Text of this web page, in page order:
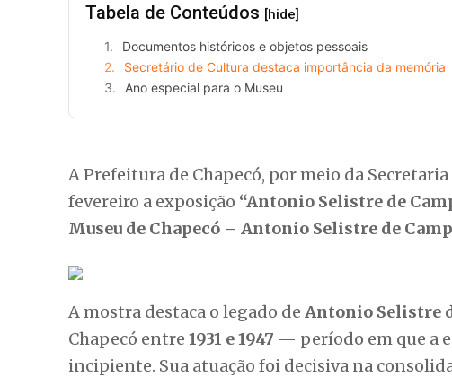
Tabela de Conteúdos [hide]
Documentos históricos e objetos pessoais
Secretário de Cultura destaca importância da memória
Ano especial para o Museu
A Prefeitura de Chapecó, por meio da
fevereiro a exposição “Antonio Selistre de
Museu de Chapecó – Antonio Selistre de
A mostra destaca o legado de Antonio Selistre
Chapecó entre 1931 e 1947 — período em que a
incipiente. Sua atuação foi decisiva na